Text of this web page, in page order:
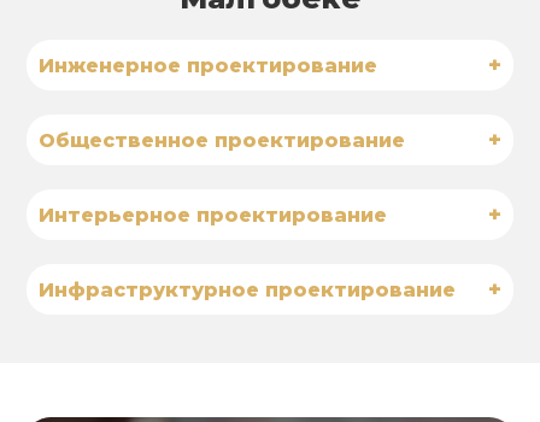
Инженерное проектирование +
Общественное проектирование +
Интерьерное проектирование +
Инфраструктурное проектирование +